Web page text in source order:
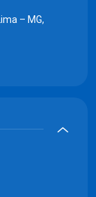
– MG,